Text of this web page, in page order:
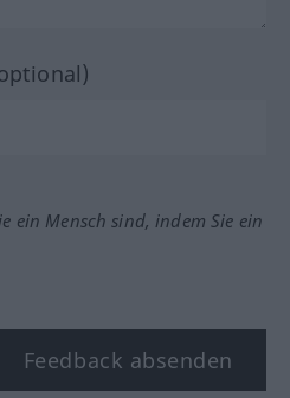
ein Mensch sind, indem Sie ein
Feedback absenden